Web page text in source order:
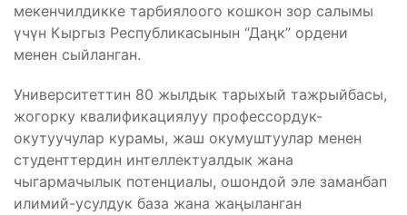
мекенчилдикке тарбиялоого кошкон зор салымы
үчүн Кыргыз Республикасынын “Даңк” ордени
менен сыйланган.
Университеттин 80 жылдык тарыхый тажрыйбасы,
жогорку квалификациялуу профессордук-
окутуучулар курамы, жаш окумуштуулар менен
студенттердин интеллектуалдык жана
чыгармачылык потенциалы, ошондой эле заманбап
илимий-усулдук база жана жаңыланган